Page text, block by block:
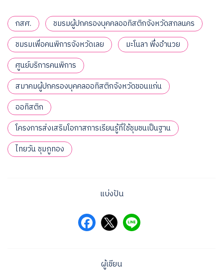
กสศ.
ชมรมผู้ปกครองบุคคลออทิสติกจังหวัดสกลนคร
ชมรมเพื่อคนพิการจังหวัดเลย
มะโนลา พึ่งอำนวย
ศูนย์บริการคนพิการ
สมาคมผู้ปกครองบุคคลออทิสติกจังหวัดขอนแก่น
ออทิสติก
โครงการส่งเสริมโอกาสการเรียนรู้ที่ใช้ชุมชนเป็นฐาน
ไทยวัน ชุมภูทอง
แบ่งปัน
ผู้เขียน